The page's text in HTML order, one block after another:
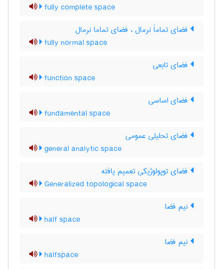
fully complete space
فضای تماماً نرمال ، فضای تماما نرمال
fully normal space
فضای تابعی
function space
فضای اساسی
fundamental space
فضای تحلیلی عمومی
general analytic space
فضای توپولوژیکی تعمیم یافته
Generalized topological space
نیم فضا
half space
نیم فضا
halfspace